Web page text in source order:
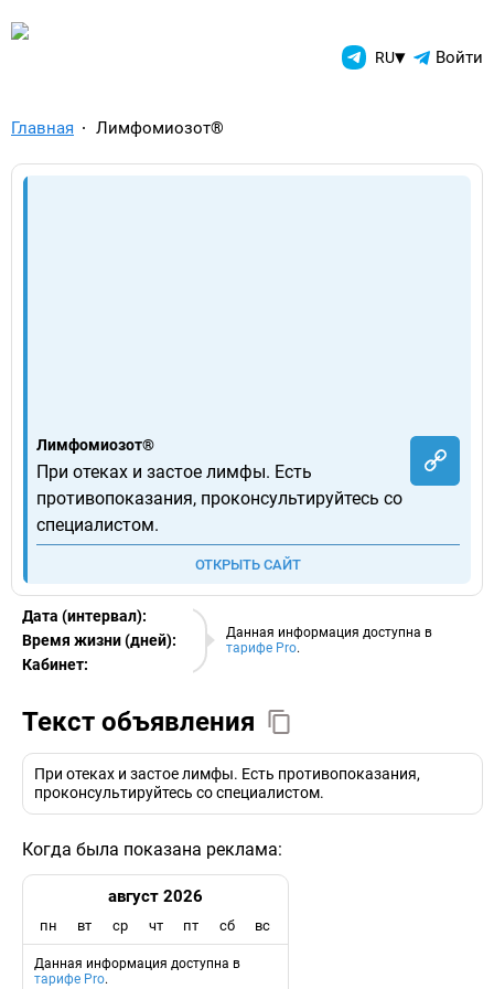
TelegramAds.com — RU▾ Войти
Главная Лимфомиозот®
Лимфомиозот®
При отеках и застое лимфы. Есть
противопоказания, проконсультируйтесь со
специалистом.
ОТКРЫТЬ САЙТ
Данная информация доступна в
тарифе Pro.
Дата (интервал):
06.08.2026
Время жизни (дней):
Кабинет:
EURO
Текст объявления
При отеках и застое лимфы. Есть противопоказания,
проконсультируйтесь со специалистом.
Когда была показана реклама:
август 2026
пн вт ср чт пт сб вс
Данная информация доступна в
тарифе Pro.